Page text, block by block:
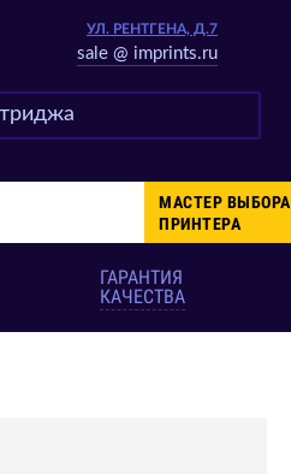
УЛ. РЕНТГЕНА, Д.7
sale @ imprints.ru
МАСТЕР ВЫБОРА
ПРИНТЕРА
ГАРАНТИЯ
КАЧЕСТВА